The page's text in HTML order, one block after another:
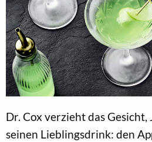
Dr. Cox verzieht das
seinen Lieblingsdrink: den